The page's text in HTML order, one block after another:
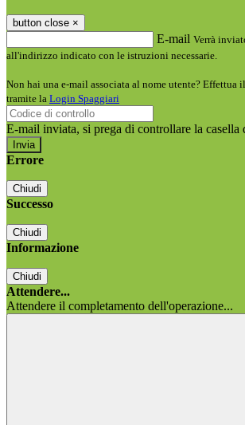
button close ×
E-mail Verrà
all'indirizzo indicato con le istruzioni necessarie.
Non hai una e-mail associata al nome utente? Effettua
tramite la Login Spaggiari
E-mail inviata, si prega di controllare la casella
Errore
Chiudi
Successo
Chiudi
Informazione
Chiudi
Attendere...
Attendere il completamento dell'operazione...